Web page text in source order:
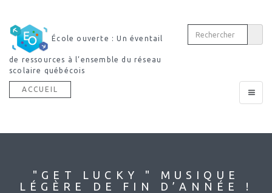
École ouverte : Un éventail
de ressources à l’ensemble du réseau
scolaire québécois
Toggle
ACCUEIL
"GET LUCKY " MUSIQUE
LÉGÈRE DE FIN D’ANNÉE !